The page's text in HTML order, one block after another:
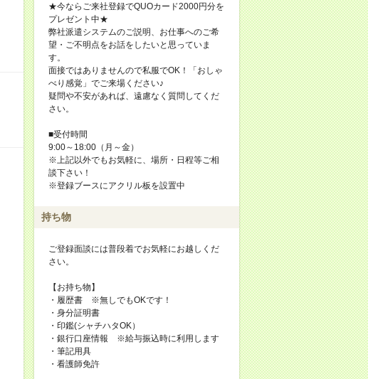
★今ならご来社登録でQUOカード2000円分を
プレゼント中★
弊社派遣システムのご説明、お仕事へのご希
望・ご不明点をお話をしたいと思っていま
す。
面接ではありませんので私服でOK！「おしゃ
べり感覚」でご来場ください♪
疑問や不安があれば、遠慮なく質問してくだ
さい。
■受付時間
9:00～18:00（月～金）
※上記以外でもお気軽に、場所・日程等ご相
談下さい！
※登録ブースにアクリル板を設置中
持ち物
ご登録面談には普段着でお気軽にお越しくだ
さい。
【お持ち物】
・履歴書 ※無しでもOKです！
・身分証明書
・印鑑(シャチハタOK）
・銀行口座情報 ※給与振込時に利用します
・筆記用具
・看護師免許